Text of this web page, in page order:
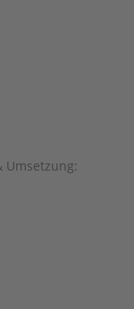
Umsetzung: